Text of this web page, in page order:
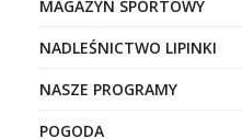
MAGAZYN SPORTOWY
NADLEŚNICTWO LIPINKI
NASZE PROGRAMY
POGODA